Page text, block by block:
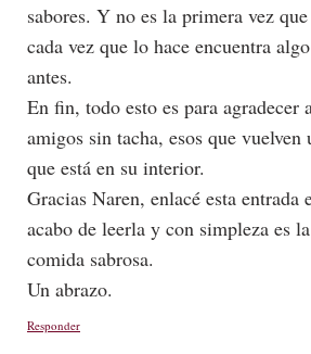
sabores. Y no es la primera vez
cada vez que lo hace encuentra
antes.
En fin, todo esto es para
amigos sin tacha, esos que
que está en su interior.
Gracias Naren, enlacé esta entrada
acabo de leerla y con simpleza es
comida sabrosa.
Un abrazo.
Responder